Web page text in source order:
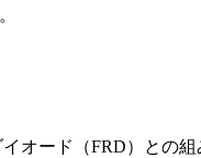
オード（FRD）との組